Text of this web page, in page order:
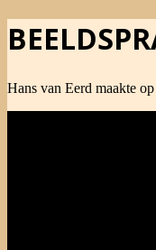
Hans van Eerd maakte